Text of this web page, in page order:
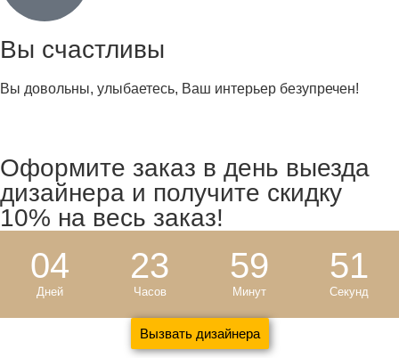
Вы счастливы
Вы довольны, улыбаетесь, Ваш интерьер безупречен!
Оформите заказ в день выезда
дизайнера и получите скидку
10% на весь заказ!
04
Дней
23
Часов
59
Минут
50
Секунд
Вызвать дизайнера